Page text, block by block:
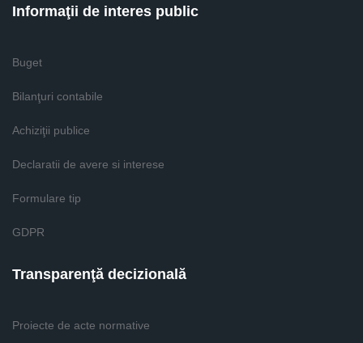
Informaţii de interes public
Buget
Bilanţuri contabile
Achiziţii publice
Declaratii de avere si interese
Formulare tip
GDPR
Transparenţă decizională
Proiecte de acte normative